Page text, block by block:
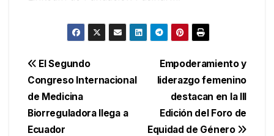
Navegación
de
entradas
Empoderamiento y
liderazgo femenino
destacan en la III
Edición del Foro de
Equidad de Género
El Segundo
Congreso Internacional
de Medicina
Biorreguladora llega a
Ecuador